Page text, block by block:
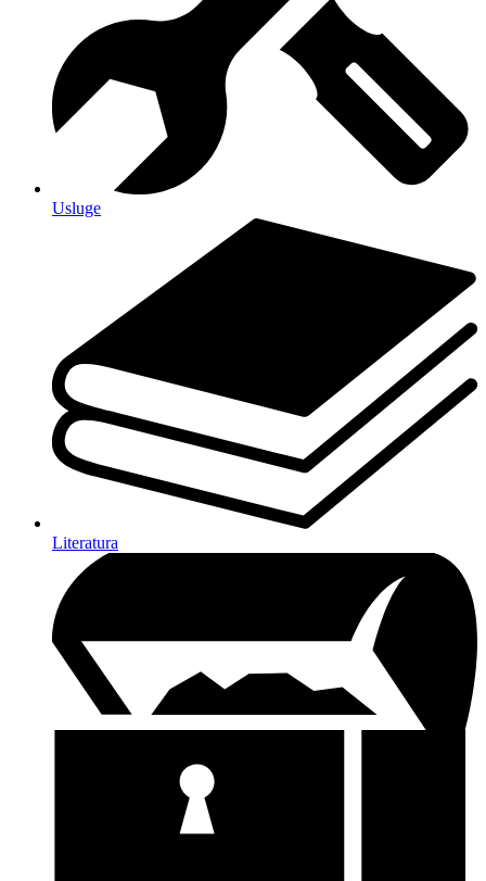
Usluge
Literatura